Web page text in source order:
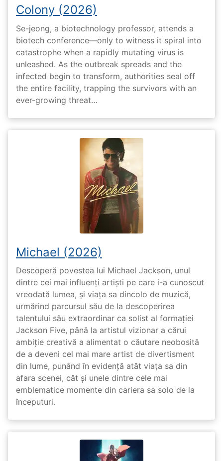
Colony (2026)
Se-jeong, a biotechnology professor, attends a
biotech conference—only to witness it spiral into
catastrophe when a rapidly mutating virus is
unleashed. As the outbreak spreads and the
infected begin to transform, authorities seal off
the entire facility, trapping the survivors with an
ever-growing threat…
Michael (2026)
Descoperă povestea lui Michael Jackson, unul
dintre cei mai influenți artiști pe care i-a cunoscut
vreodată lumea, și viața sa dincolo de muzică,
urmărind parcursul său de la descoperirea
talentului său extraordinar ca solist al formației
Jackson Five, până la artistul vizionar a cărui
ambiție creativă a alimentat o căutare neobosită
de a deveni cel mai mare artist de divertisment
din lume, punând în evidență atât viața sa din
afara scenei, cât și unele dintre cele mai
emblematice momente din cariera sa solo de la
începuturi.